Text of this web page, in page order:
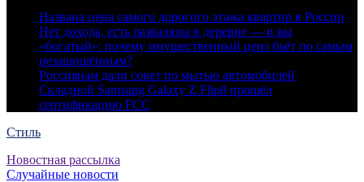
Названа цена самого дорогого этажа квартир в России
Нет дохода, есть развалюха в деревне — и вы
«богатый»: почему имущественный ценз бьёт по самым
незащищённым?
Россиянам дали совет по мытью автомобилей
Складной Samsung Galaxy Z Flip8 прошёл
сертификацию FCC
Стиль
Новостная рассылка
Случайные новости